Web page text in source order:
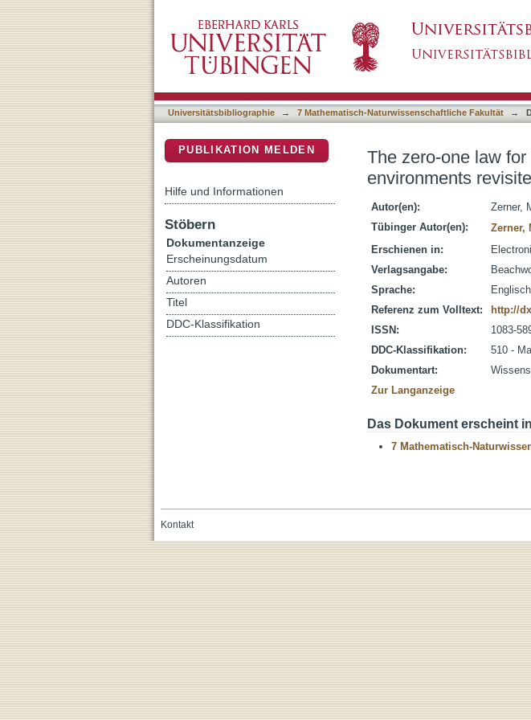
Universitätsbibliographie → 7 Mathematisch-Naturwissenschaftliche Fakultät →
The zero-one law
environments
Autor(en):
Zerner,
Tübinger Autor(en):
Zerner,
Erschienen in:
Verlagsangabe:
Sprache:
Englisch
Referenz zum Volltext:
http://
ISSN:
1083-
DDC-Klassifikation:
510 -
Dokumentart:
Zur Langanzeige
Das Dokument erscheint
7 Mathematisch-
PUBLIKATION MELDEN
Hilfe und Informationen
Stöbern
Dokumentanzeige
Erscheinungsdatum
Autoren
Titel
DDC-Klassifikation
Kontakt